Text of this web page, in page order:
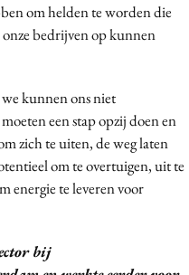
om helden te worden die
bedrijven op kunnen
kunnen ons niet
een stap opzij doen en
zich te uiten, de weg laten
om te overtuigen, uit te
energie te leveren voor
bij